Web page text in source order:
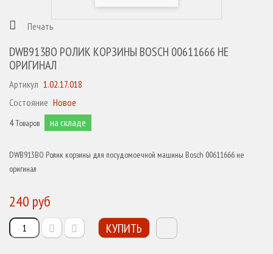
Печать
DWB913BO РОЛИК КОРЗИНЫ BOSCH 00611666 НЕ
ОРИГИНАЛ
Артикул 1.02.17.018
Состояние Новое
4Товаров на складе
DWB913BO Ролик корзины для посудомоечной машины Bosch 00611666 не
оригинал
240 руб
КУПИТЬ